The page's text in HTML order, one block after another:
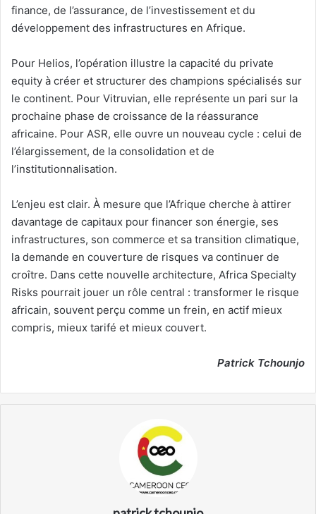
finance, de l’assurance, de l’investissement et du
développement des infrastructures en Afrique.
Pour Helios, l’opération illustre la capacité du private
equity à créer et structurer des champions spécialisés sur
le continent. Pour Vitruvian, elle représente un pari sur la
prochaine phase de croissance de la réassurance
africaine. Pour ASR, elle ouvre un nouveau cycle : celui de
l’élargissement, de la consolidation et de
l’institutionnalisation.
L’enjeu est clair. À mesure que l’Afrique cherche à attirer
davantage de capitaux pour financer son énergie, ses
infrastructures, son commerce et sa transition climatique,
la demande en couverture de risques va continuer de
croître. Dans cette nouvelle architecture, Africa Specialty
Risks pourrait jouer un rôle central : transformer le risque
africain, souvent perçu comme un frein, en actif mieux
compris, mieux tarifé et mieux couvert.
Patrick Tchounjo